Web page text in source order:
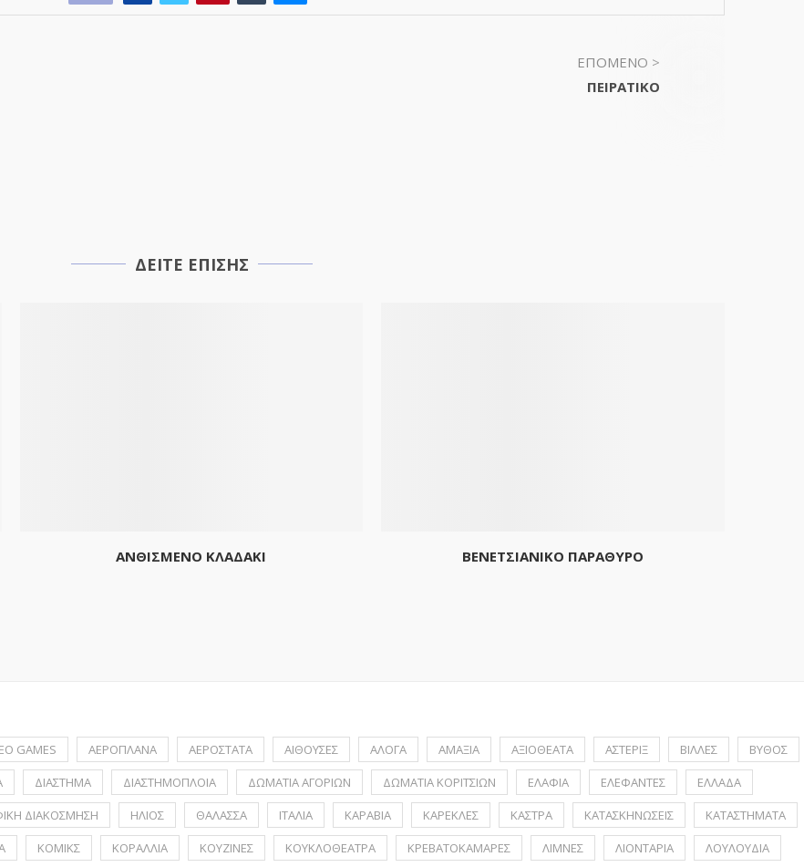
ΕΠΟΜΕΝΟ >
ΠΕΙΡΑΤΙΚΟ
ΔΕΙΤΕ ΕΠΙΣΗΣ
ΑΝΘΙΣΜΕΝΟ ΚΛΑΔΑΚΙ ΒΕΝΕΤΣΙΑΝΙΚΟ ΠΑΡΑΘΥΡΟ
GAMES ΑΕΡΟΠΛΑΝΑ ΑΕΡΟΣΤΑΤΑ ΑΙΘΟΥΣΕΣ ΑΛΟΓΑ ΑΜΑΞΙΑ ΑΞΙΟΘΕΑΤΑ ΑΣΤΕΡΙΞ ΒΙΛΛΕΣ
ΒΥΘΟΣ
ΔΙΑΣΤΗΜΑ ΔΙΑΣΤΗΜΟΠΛΟΙΑ ΔΩΜΑΤΙΑ ΑΓΟΡΙΩΝ ΔΩΜΑΤΙΑ ΚΟΡΙΤΣΙΩΝ ΕΛΑΦΙΑ ΕΛΕΦΑΝΤΕΣ
ΕΛΛΑΔΑ
ΔΙΑΚΟΣΜΗΣΗ ΗΛΙΟΣ ΘΑΛΑΣΣΑ ΙΤΑΛΙΑ ΚΑΡΑΒΙΑ ΚΑΡΕΚΛΕΣ ΚΑΣΤΡΑ ΚΑΤΑΣΚΗΝΩΣΕΙΣ
ΚΑΤΑΣΤΗΜΑΤΑ
ΚΟΜΙΚΣ ΚΟΡΑΛΛΙΑ ΚΟΥΖΙΝΕΣ ΚΟΥΚΛΟΘΕΑΤΡΑ ΚΡΕΒΑΤΟΚΑΜΑΡΕΣ ΛΙΜΝΕΣ ΛΙΟΝΤΑΡΙΑ ΛΟΥΛΟΥΔΙΑ